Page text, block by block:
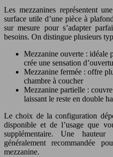
Les mezzanines représentent
surface utile d’une pièce à
sur mesure pour s’adapter
besoins. On distingue plusieurs
Mezzanine ouverte : idéale
crée une sensation
Mezzanine fermée : offre
chambre à coucher
Mezzanine partielle :
laissant le reste en double
Le choix de la configuration
disponible et de l’usage que
supplémentaire. Une
généralement recommandée
mezzanine.